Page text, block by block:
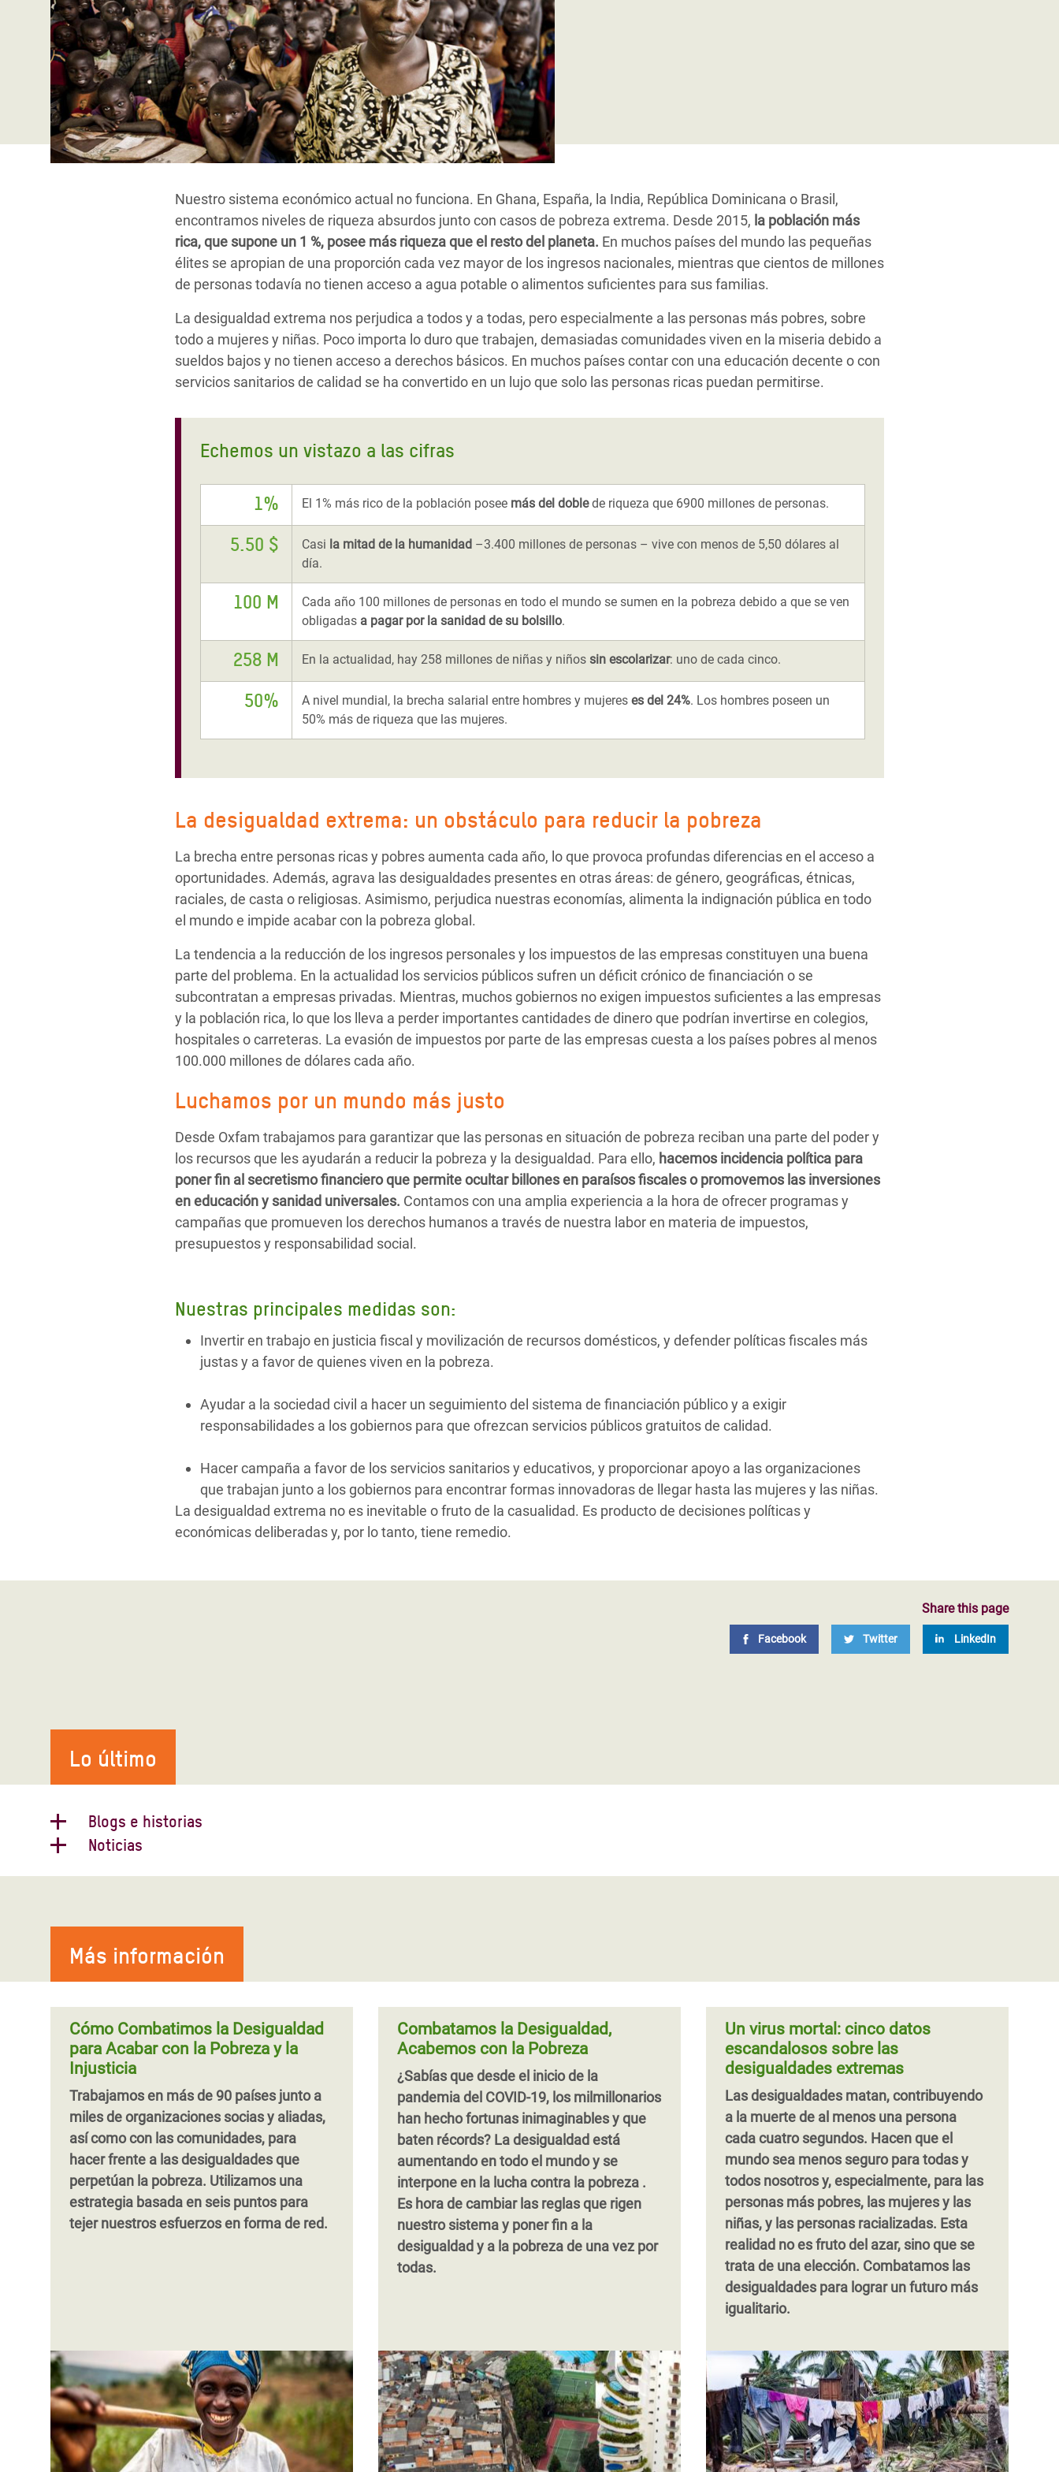
Conflictos y Desastres
Desigualdad Extrema y
Servicios Sociales Básicos
Inequality and Rights in a
Digital Age
Crisis Climática y Alimentaria
en África Oriental
Crisis de Personas Refugiadas
en Sudán del Sur
Crisis de Refugiados Rohinyá
en Bangladesh
Crisis en Yemen
#ActuaPorElClima
Erradiquemos el Sufrimiento Humano que
se Oculta tras los Alimentos
¡Basta! Acabemos con las violencias contra
mujeres y niñas
ayuda
a
la
navegación
Nuestro sistema económico actual no funciona. En Ghana, España, la India, República Dominicana o Brasil,
encontramos niveles de riqueza absurdos junto con casos de pobreza extrema. Desde 2015, la población más
rica, que supone un 1 %, posee más riqueza que el resto del planeta. En muchos países del mundo las pequeñas
élites se apropian de una proporción cada vez mayor de los ingresos nacionales, mientras que cientos de millones
de personas todavía no tienen acceso a agua potable o alimentos suficientes para sus familias.
La desigualdad extrema nos perjudica a todos y a todas, pero especialmente a las personas más pobres, sobre
todo a mujeres y niñas. Poco importa lo duro que trabajen, demasiadas comunidades viven en la miseria debido a
sueldos bajos y no tienen acceso a derechos básicos. En muchos países contar con una educación decente o con
servicios sanitarios de calidad se ha convertido en un lujo que solo las personas ricas puedan permitirse.
Echemos un vistazo a las cifras
1% El 1% más rico de la población posee más del doblede riqueza que 6900 millones de personas.
5.50 $ Casi la mitad de la humanidad –3.400 millones de personas – vive con menos de 5,50 dólares al
día.
100 M
Cada año 100 millones de personas en todo el mundo se sumen en la pobreza debido a que se ven
obligadas a pagar por la sanidad de su bolsillo.
258 M En la actualidad, hay 258 millones de niñas y niños sin escolarizar: uno de cada cinco.
50% A nivel mundial, la brecha salarial entre hombres y mujereses del 24%. Los hombres poseen un
50% más de riqueza que las mujeres.
La desigualdad extrema: un obstáculo para reducir la pobreza
La brecha entre personas ricas y pobres aumenta cada año, lo que provoca profundas diferencias en el acceso a
oportunidades. Además, agrava las desigualdades presentes en otras áreas: de género, geográficas, étnicas,
raciales, de casta o religiosas. Asimismo, perjudica nuestras economías, alimenta la indignación pública en todo
el mundo e impide acabar con la pobreza global.
La tendencia a la reducción de los ingresos personales y los impuestos de las empresas constituyen una buena
parte del problema. En la actualidad los servicios públicos sufren un déficit crónico de financiación o se
subcontratan a empresas privadas. Mientras, muchos gobiernos no exigen impuestos suficientes a las empresas
y la población rica, lo que los lleva a perder importantes cantidades de dinero que podrían invertirse en colegios,
hospitales o carreteras. La evasión de impuestos por parte de las empresas cuesta a los países pobres al menos
100.000 millones de dólares cada año.
Luchamos por un mundo más justo
Desde Oxfam trabajamos para garantizar que las personas en situación de pobreza reciban una parte del poder y
los recursos que les ayudarán a reducir la pobreza y la desigualdad. Para ello, hacemos incidencia política para
poner fin al secretismo financiero que permite ocultar billones en paraísos fiscales o promovemos las inversiones
en educación y sanidad universales. Contamos con una amplia experiencia a la hora de ofrecer programas y
campañas que promueven los derechos humanos a través de nuestra labor en materia de impuestos,
presupuestos y responsabilidad social.
Nuestras principales medidas son:
Invertir en trabajo en justicia fiscal y movilización de recursos domésticos, y defender políticas fiscales más
justas y a favor de quienes viven en la pobreza.
Ayudar a la sociedad civil a hacer un seguimiento del sistema de financiación público y a exigir
responsabilidades a los gobiernos para que ofrezcan servicios públicos gratuitos de calidad.
Hacer campaña a favor de los servicios sanitarios y educativos, y proporcionar apoyo a las organizaciones
que trabajan junto a los gobiernos para encontrar formas innovadoras de llegar hasta las mujeres y las niñas.
La desigualdad extrema no es inevitable o fruto de la casualidad. Es producto de decisiones políticas y
económicas deliberadas y, por lo tanto, tiene remedio.
Share this page
Facebook Twitter LinkedIn
Lo último
Blogs e historias
La captura del Estado ocurre cuando las
élites económicas y políticas influyen
del interés general de la población. ¿Cómo
funciona y cómo podemos combatirla? Te
lo explicamos.
Noticias
Más información
Cómo Combatimos la Desigualdad
para Acabar con la Pobreza y la
Injusticia
Trabajamos en más de 90 países junto a
miles de organizaciones socias y aliadas,
así como con las comunidades, para
hacer frente a las desigualdades que
perpetúan la pobreza. Utilizamos una
estrategia basada en seis puntos para
tejer nuestros esfuerzos en forma de red.
Combatamos la Desigualdad,
Acabemos con la Pobreza
¿Sabías que desde el inicio de la
pandemia del COVID-19, los milmillonarios
han hecho fortunas inimaginables y que
baten récords? La desigualdad está
aumentando en todo el mundo y se
interpone en la lucha contra la pobreza .
Es hora de cambiar las reglasque rigen
nuestro sistema y poner fin a la
desigualdad y a la pobreza de una vez por
todas.
Un virus mortal: cinco datos
escandalosos sobre las
desigualdades extremas
Las desigualdades matan, contribuyendo
a la muerte de al menos una persona
cada cuatro segundos. Hacen que el
mundo sea menos seguro para todas y
todos nosotros y, especialmente, para las
personas más pobres, las mujeres y las
niñas, y las personas racializadas. Esta
realidad no es fruto del azar, sino que se
trata de una elección. Combatamos las
desigualdades para lograr un futuro más
igualitario.